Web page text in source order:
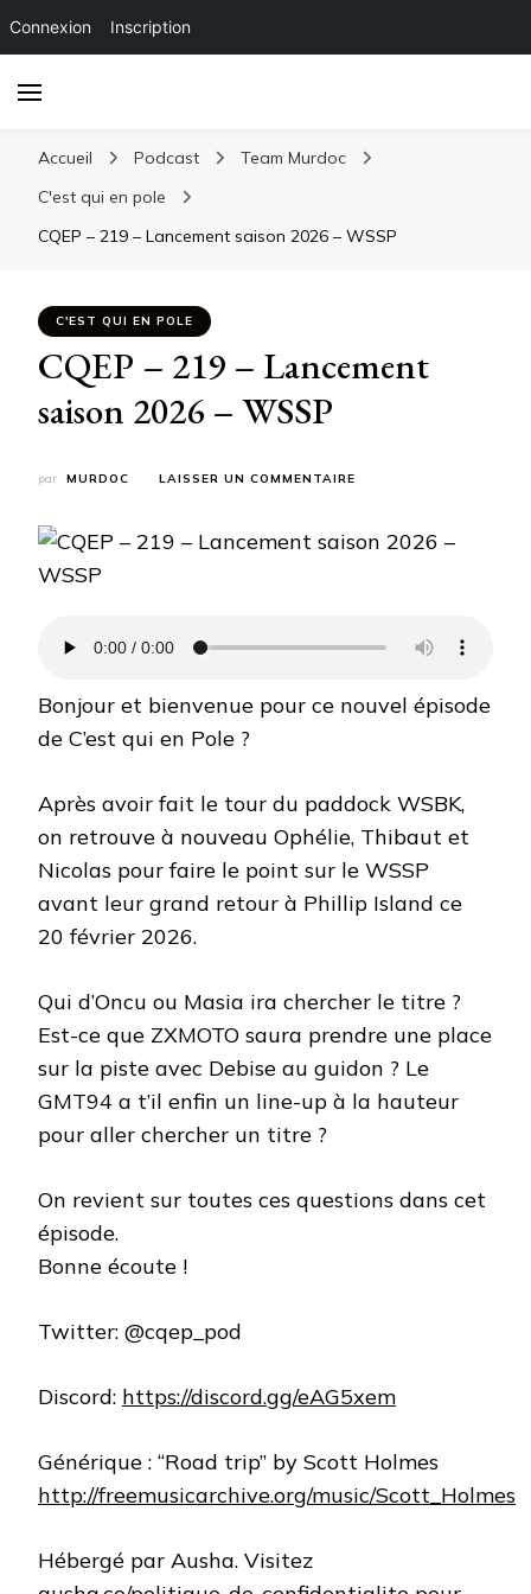
Connexion Inscription
Accueil Podcast
Team Murdoc
C'est qui en pole
CQEP – 219 – Lancement saison 2026 – WSSP
C'EST QUI EN POLE
CQEP – 219 – Lancement
saison 2026 – WSSP
par MURDOC LAISSER UN COMMENTAIRE
219
–
Bonjour et bienvenue pour ce nouvel épisode
de C’est qui en Pole ?
Après avoir fait le tour du paddock WSBK,
on retrouve à nouveau Ophélie, Thibaut et
Nicolas pour faire le point sur le WSSP
avant leur grand retour à Phillip Island ce
20 février 2026.
Qui d’Oncu ou Masia ira chercher le titre ?
Est-ce que ZXMOTO saura prendre une place
sur la piste avec Debise au guidon ? Le
GMT94 a t’il enfin un line-up à la hauteur
pour aller chercher un titre ?
On revient sur toutes ces questions dans cet
épisode.
Bonne écoute !
Twitter: @cqep_pod
Discord: https://discord.gg/eAG5xem
Générique : “Road trip” by Scott Holmes
http://freemusicarchive.org/music/Scott_Holmes
Hébergé par Ausha. Visitez